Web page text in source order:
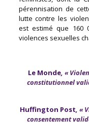
pérennisation de
lutte contre les
est estimé que 160
violences sexuelles
Le Monde,«
constitutionnel
Huffington Post, «
consentement